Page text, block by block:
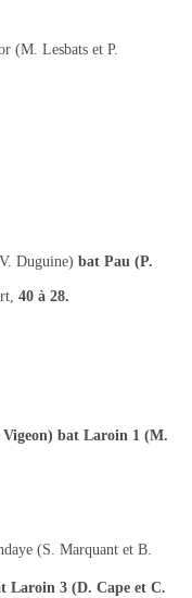
(M. Lesbats et P.
Duguine) bat Pau (P.
40 à 28.
bat Laroin 1 (M.
(S. Marquant et B.
Laroin 3 (D. Cape et C.